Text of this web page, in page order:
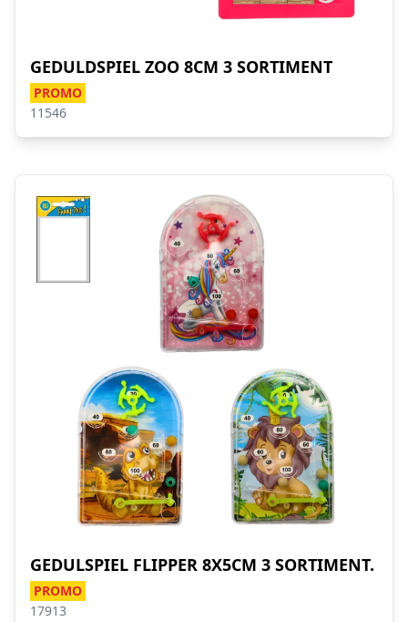
GEDULDSPIEL ZOO 8CM 3 SORTIMENT
PROMO
11546
GEDULSPIEL FLIPPER 8X5CM 3 SORTIMENT.
PROMO
17913